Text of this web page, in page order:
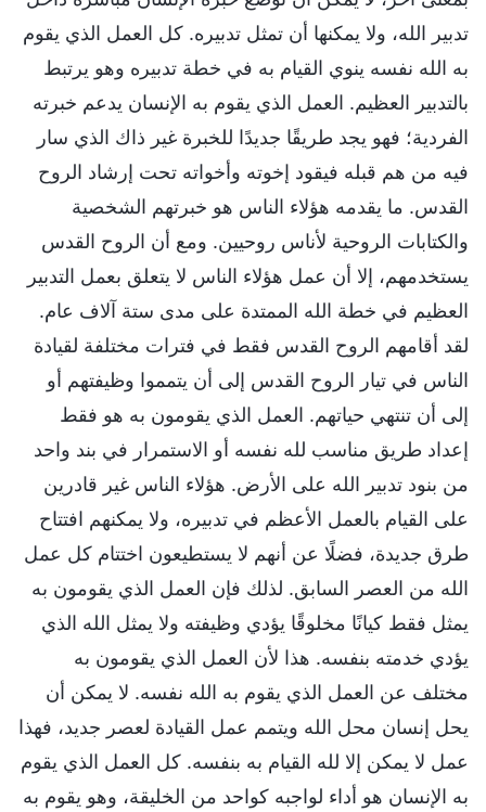
تدبير الله، ولا يمكنها أن تمثل تدبيره. كل العمل الذي يقوم
به الله نفسه ينوي القيام به في خطة تدبيره وهو يرتبط
بالتدبير العظيم. العمل الذي يقوم به الإنسان يدعم خبرته
الفردية؛ فهو يجد طريقًا جديدًا للخبرة غير ذاك الذي سار
فيه من هم قبله فيقود إخوته وأخواته تحت إرشاد الروح
القدس. ما يقدمه هؤلاء الناس هو خبرتهم الشخصية
والكتابات الروحية لأناس روحيين. ومع أن الروح القدس
يستخدمهم، إلا أن عمل هؤلاء الناس لا يتعلق بعمل التدبير
العظيم في خطة الله الممتدة على مدى ستة آلاف عام.
لقد أقامهم الروح القدس فقط في فترات مختلفة لقيادة
الناس في تيار الروح القدس إلى أن يتمموا وظيفتهم أو
إلى أن تنتهي حياتهم. العمل الذي يقومون به هو فقط
إعداد طريق مناسب لله نفسه أو الاستمرار في بند واحد
من بنود تدبير الله على الأرض. هؤلاء الناس غير قادرين
على القيام بالعمل الأعظم في تدبيره، ولا يمكنهم افتتاح
طرق جديدة، فضلًا عن أنهم لا يستطيعون اختتام كل عمل
الله من العصر السابق. لذلك فإن العمل الذي يقومون به
يمثل فقط كيانًا مخلوقًا يؤدي وظيفته ولا يمثل الله الذي
يؤدي خدمته بنفسه. هذا لأن العمل الذي يقومون به
مختلف عن العمل الذي يقوم به الله نفسه. لا يمكن أن
يحل إنسان محل الله ويتمم عمل القيادة لعصر جديد، فهذا
عمل لا يمكن إلا لله القيام به بنفسه. كل العمل الذي يقوم
به الإنسان هو أداء لواجبه كواحد من الخليقة، وهو يقوم به